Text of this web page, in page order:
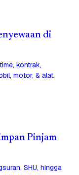
di
kontrak,
motor, & alat.
Pinjam
SHU, hingga